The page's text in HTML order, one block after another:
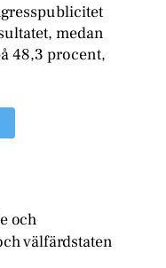
medan
48,3 procent,
och
välfärdstaten